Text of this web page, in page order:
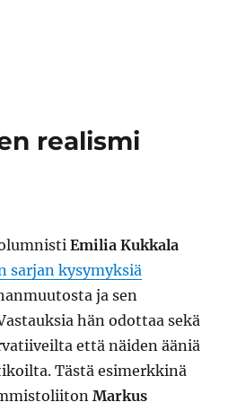
realismi
Emilia Kukkala
sarjan kysymyksiä
ja sen
hän odottaa sekä
että näiden ääniä
Tästä esimerkkinä
Markus